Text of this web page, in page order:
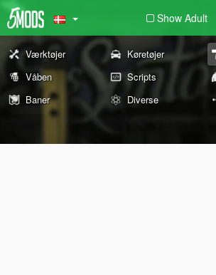
Show Adult
Værktøjer Køretøjer
Våben
Scripts
Baner
Diverse